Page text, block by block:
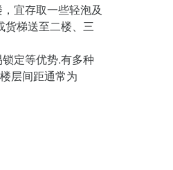
宜存取一些轻泡及
货梯送至二楼、三
定等优势.有多种
层间距通常为